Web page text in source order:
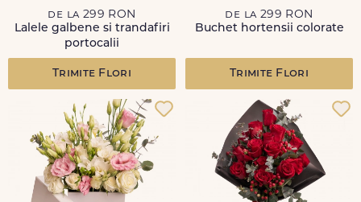
de la 299 RON
Lalele galbene si trandafiri
portocalii
Trimite Flori
de la 299 RON
Buchet hortensii colorate
Trimite Flori